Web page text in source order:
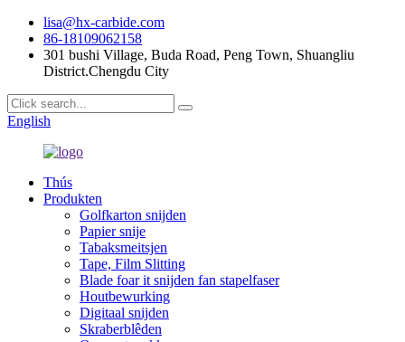
lisa@hx-carbide.com
86-18109062158
301 bushi Village, Buda Road, Peng Town, Shuangliu
District.Chengdu City
English
Thús
Produkten
Golfkarton snijden
Papier snije
Tabaksmeitsjen
Tape, Film Slitting
Blade foar it snijden fan stapelfaser
Houtbewurking
Digitaal snijden
Skraberblêden